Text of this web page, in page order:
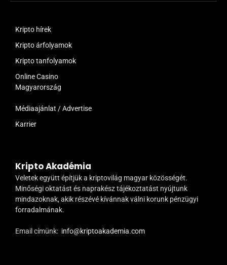
Kripto hírek
Kripto árfolyamok
Kripto tanfolyamok
Online Casino
Magyarország
Médiaajánlat / Advertise
Karrier
Kripto Akadémia
Veletek együtt építjük a kriptovilág magyar közösségét.
Minőségi oktatást és naprakész tájékoztatást nyújtunk
mindazoknak, akik részévé kívánnak válni korunk pénzügyi
forradalmának.
Email címünk: info@kriptoakademia.com